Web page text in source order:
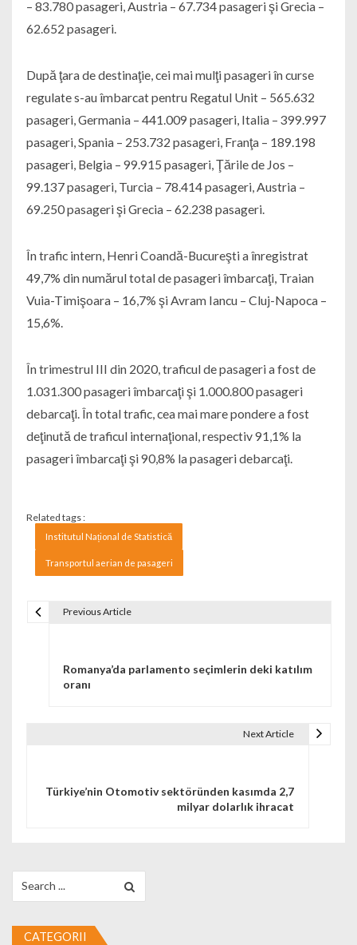
– 83.780 pasageri, Austria – 67.734 pasageri şi Grecia –
62.652 pasageri.
După ţara de destinaţie, cei mai mulţi pasageri în curse
regulate s-au îmbarcat pentru Regatul Unit – 565.632
pasageri, Germania – 441.009 pasageri, Italia – 399.997
pasageri, Spania – 253.732 pasageri, Franţa – 189.198
pasageri, Belgia – 99.915 pasageri, Ţările de Jos –
99.137 pasageri, Turcia – 78.414 pasageri, Austria –
69.250 pasageri şi Grecia – 62.238 pasageri.
În trafic intern, Henri Coandă-Bucureşti a înregistrat
49,7% din numărul total de pasageri îmbarcaţi, Traian
Vuia-Timişoara – 16,7% şi Avram Iancu – Cluj-Napoca –
15,6%.
În trimestrul III din 2020, traficul de pasageri a fost de
1.031.300 pasageri îmbarcaţi şi 1.000.800 pasageri
debarcaţi. În total trafic, cea mai mare pondere a fost
deţinută de traficul internaţional, respectiv 91,1% la
pasageri îmbarcaţi şi 90,8% la pasageri debarcaţi.
Related tags :
Institutul Național de Statistică
Transportul aerian de pasageri
Previous Article
Romanya’da parlamento seçimlerin deki katılım
oranı
Next Article
Türkiye’nin Otomotiv sektöründen kasımda 2,7
milyar dolarlık ihracat
CATEGORII